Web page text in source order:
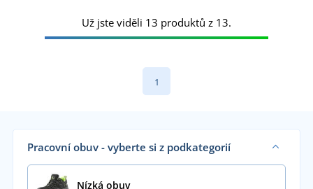
Už jste viděli 13 produktů z 13.
1
Pracovní obuv - vyberte si z podkategorií
Nízká obuv